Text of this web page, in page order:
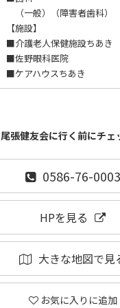
（一般）（障害者歯科）
【施設】
■介護老人保健施設ちあき
■佐野眼科医院
■ケアハウスちあき
尾張健友会に行く前にチェ
0586-76-0003
HPを見る
大きな地図で見
お気に入りに追加